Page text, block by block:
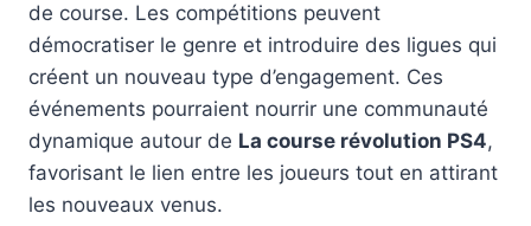
de course. Les compétitions peuvent
démocratiser le genre et introduire des ligues qui
créent un nouveau type d’engagement. Ces
événements pourraient nourrir une communauté
dynamique autour de La course révolution PS4,
favorisant le lien entre les joueurs tout en attirant
les nouveaux venus.